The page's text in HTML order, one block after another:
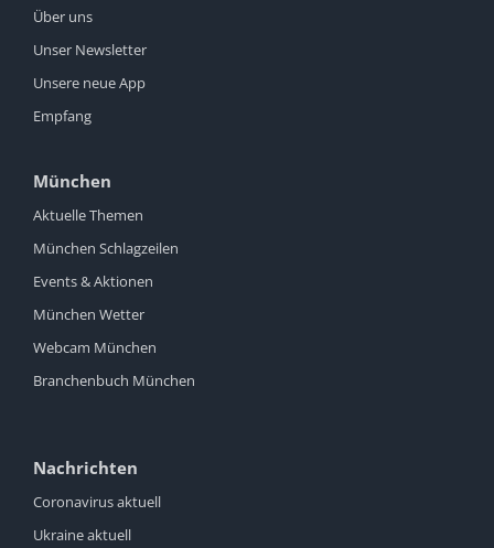
Über uns
Unser Newsletter
Unsere neue App
Empfang
München
Aktuelle Themen
München Schlagzeilen
Events & Aktionen
München Wetter
Webcam München
Branchenbuch München
Nachrichten
Coronavirus aktuell
Ukraine aktuell